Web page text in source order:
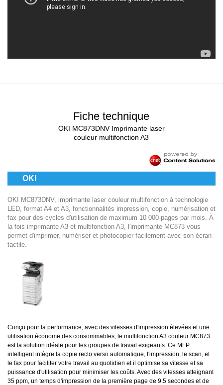
Fiche technique
OKI MC873DNV Imprimante laser
couleur multifonction A3
OKI
OKI MC873DNV, imprimante laser couleur multifonction à technologie
LED, format A4 et A3, fonctionnalités impression, copie, numérisation et
fax pour des cycles d'utilisation de maximum 10 000 pages par mois. À
la fois imprimante A3 et multifonction A3, l'imprimante MC873 vous
permet d'imprimer, numériser et photocopier facilement avec son écran
tactile.
Conçu pour la performance, avec des vitesses d'impression élevées et une
utilisation économe des consommables, le multifonction A3 couleur MC873
est la solution idéale pour les groupes de travail exigeants. Ce MFP
intelligent intègre la copie recto verso automatique, l'impression, le scan, et
le fax pour faciliter votre travail au quotidien et il optimise sa vitesse et sa
puissance d'utilisation pour minimiser les coûts. Avec des vitesses atteignant
35 ppm, un temps d'impression de la première page de 9.5 secondes et de